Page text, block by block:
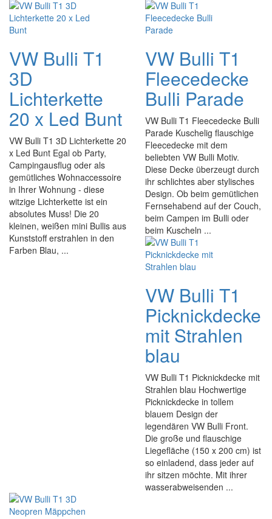
VW Bulli T1
3D
Lichterkette
20 x Led Bunt
VW Bulli T1 3D Lichterkette 20
x Led Bunt Egal ob Party,
Campingausflug oder als
gemütliches Wohnaccessoire
in Ihrer Wohnung - diese
witzige Lichterkette ist ein
absolutes Muss! Die 20
kleinen, weißen mini Bullis aus
Kunststoff erstrahlen in den
Farben Blau, ...
VW Bulli T1
Fleecedecke
Bulli Parade
VW Bulli T1 Fleecedecke Bulli
Parade Kuschelig flauschige
Fleecedecke mit dem
beliebten VW Bulli Motiv.
Diese Decke überzeugt durch
ihr schlichtes aber stylisches
Design. Ob beim gemütlichen
Fernsehabend auf der Couch,
beim Campen im Bulli oder
beim Kuscheln ...
VW Bulli T1
Picknickdecke
mit Strahlen
blau
VW Bulli T1 Picknickdecke mit
Strahlen blau Hochwertige
Picknickdecke in tollem
blauem Design der
legendären VW Bulli Front.
Die große und flauschige
Liegefläche (150 x 200 cm) ist
so einladend, dass jeder auf
ihr sitzen möchte. Mit ihrer
wasserabweisenden ...